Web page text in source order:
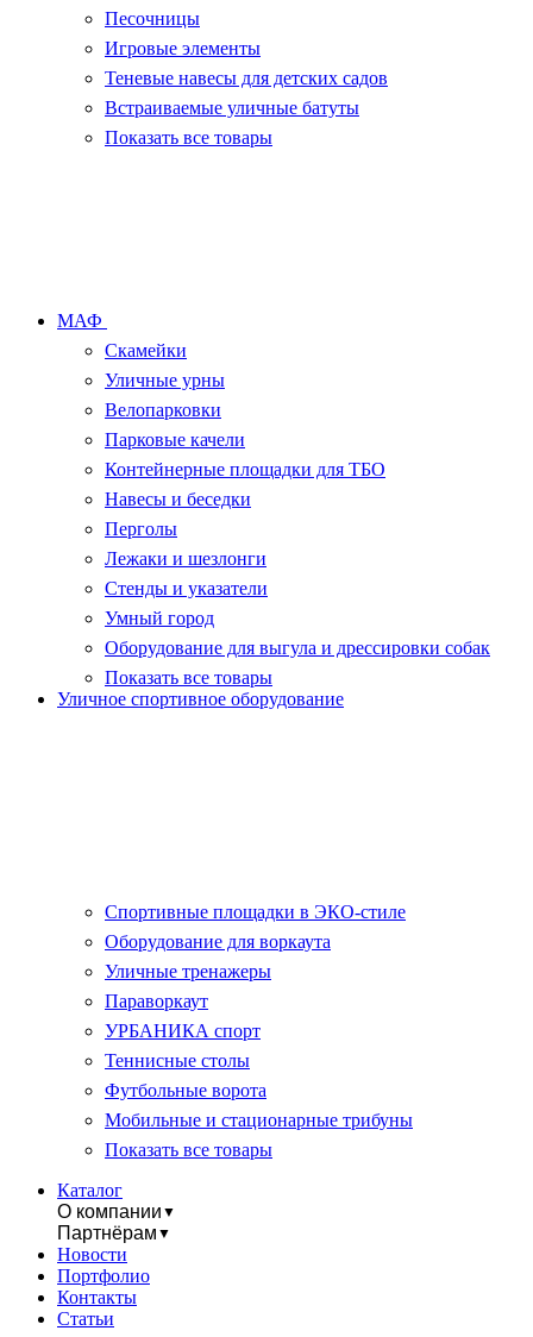
Песочницы
Игровые элементы
Теневые навесы для детских садов
Встраиваемые уличные батуты
Показать все товары
МАФ
Скамейки
Уличные урны
Велопарковки
Парковые качели
Контейнерные площадки для ТБО
Навесы и беседки
Перголы
Лежаки и шезлонги
Стенды и указатели
Умный город
Оборудование для выгула и дрессировки собак
Показать все товары
Уличное спортивное оборудование
Спортивные площадки в ЭКО-стиле
Оборудование для воркаута
Уличные тренажеры
Параворкаут
УРБАНИКА спорт
Теннисные столы
Футбольные ворота
Мобильные и стационарные трибуны
Показать все товары
Каталог
О компании ▼
Партнёрам ▼
Новости
Портфолио
Контакты
Статьи